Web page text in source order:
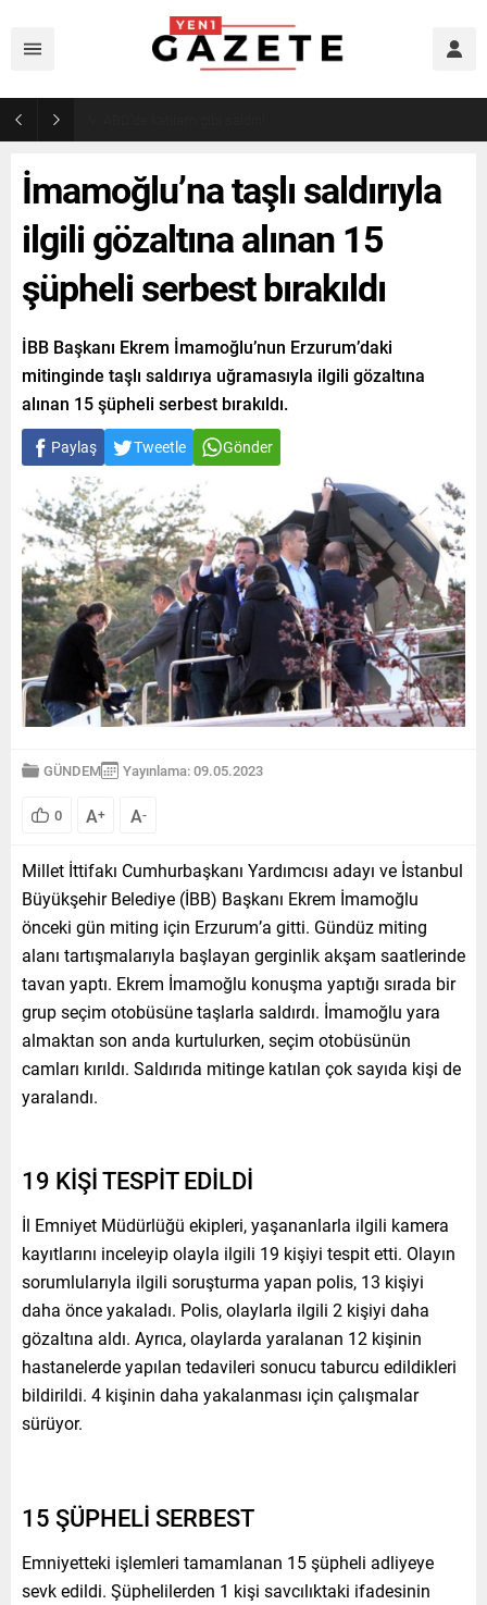
İmamoğlu’na taşlı saldırıyla
ilgili gözaltına alınan 15
şüpheli serbest bırakıldı
İBB Başkanı Ekrem İmamoğlu’nun Erzurum’daki
mitinginde taşlı saldırıya uğramasıyla ilgili gözaltına
alınan 15 şüpheli serbest bırakıldı.
Paylaş Tweetle Gönder
GÜNDEM Yayınlama: 09.05.2023
0 A+ A-
Millet İttifakı Cumhurbaşkanı Yardımcısı adayı ve İstanbul
Büyükşehir Belediye (İBB) Başkanı Ekrem İmamoğlu
önceki gün miting için Erzurum’a gitti. Gündüz miting
alanı tartışmalarıyla başlayan gerginlik akşam saatlerinde
tavan yaptı. Ekrem İmamoğlu konuşma yaptığı sırada bir
grup seçim otobüsüne taşlarla saldırdı. İmamoğlu yara
almaktan son anda kurtulurken, seçim otobüsünün
camları kırıldı. Saldırıda mitinge katılan çok sayıda kişi de
yaralandı.
19 KİŞİ TESPİT EDİLDİ
İl Emniyet Müdürlüğü ekipleri, yaşananlarla ilgili kamera
kayıtlarını inceleyip olayla ilgili 19 kişiyi tespit etti. Olayın
sorumlularıyla ilgili soruşturma yapan polis, 13 kişiyi
daha önce yakaladı. Polis, olaylarla ilgili 2 kişiyi daha
gözaltına aldı. Ayrıca, olaylarda yaralanan 12 kişinin
hastanelerde yapılan tedavileri sonucu taburcu edildikleri
bildirildi. 4 kişinin daha yakalanması için çalışmalar
sürüyor.
15 ŞÜPHELİ SERBEST
Emniyetteki işlemleri tamamlanan 15 şüpheli adliyeye
sevk edildi. Şüphelilerden 1 kişi savcılıktaki ifadesinin